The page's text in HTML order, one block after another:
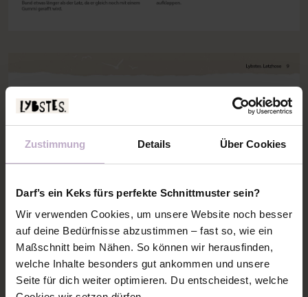
Zustimmung Details Über Cookies
Darf’s ein Keks fürs perfekte Schnittmuster sein?
Wir verwenden Cookies, um unsere Website noch besser
auf deine Bedürfnisse abzustimmen – fast so, wie ein
Maßschnitt beim Nähen. So können wir herausfinden,
welche Inhalte besonders gut ankommen und unsere
Seite für dich weiter optimieren. Du entscheidest, welche